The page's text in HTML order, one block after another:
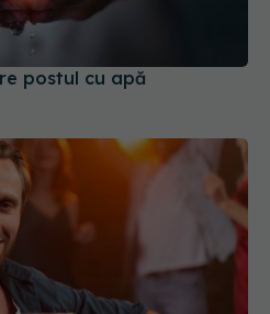
postul cu apă